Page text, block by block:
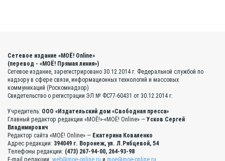
Сетевое издание «МОЁ! Online»
(перевод - «МОЁ! Прямая линия»)
Сетевое издание, зарегистрировано 30.12.2014 г. Федеральной службой по
надзору в сфере связи, информационных технологий и массовых
коммуникаций (Роскомнадзор)
Свидетельство о регистрации ЭЛ № ФС77-60431 от 30.12.2014 г.
Учредитель: ООО «Издательский дом «Свободная пресса»
Главный редактор редакции «МОЁ!»-«МОЁ! Online» — Усков Сергей
Владимирович
Редактор сайта «МОЁ! Online» — Екатерина Коваленко
Адрес редакции: 394049 г. Воронеж, ул. Л.Рябцевой, 54
Телефоны редакции: (473) 267-94-00, 264-93-98
E-mail редакции: web@moe-online.ru и moe@moe-online.ru